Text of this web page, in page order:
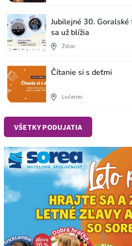
Jubilejné 30.
sa už blížia
Ždiar
Čítanie si s deťmi
Lučenec
VŠETKY PODUJATIA